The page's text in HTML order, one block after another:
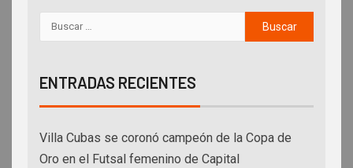
ENTRADAS RECIENTES
Villa Cubas se coronó campeón de la Copa de
Oro en el Futsal femenino de Capital